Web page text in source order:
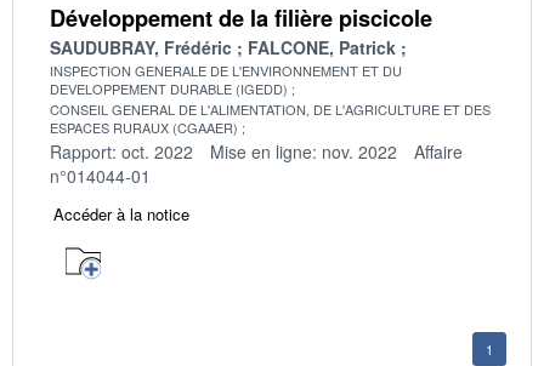
Développement de la filière piscicole
SAUDUBRAY, Frédéric FALCONE, Patrick
INSPECTION GENERALE DE L'ENVIRONNEMENT ET DU
DEVELOPPEMENT DURABLE (IGEDD)
CONSEIL GENERAL DE L'ALIMENTATION, DE L'AGRICULTURE ET DES
ESPACES RURAUX (CGAAER)
Rapport: oct. 2022 Mise en ligne: nov. 2022
Affaire
n°014044-01
Accéder à la notice
1